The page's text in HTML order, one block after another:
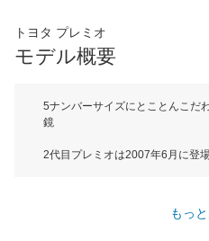
*当該価格は車種別の価格となります。
トヨタ プレミオ
モデル概要
5ナンバーサイズにとことんこだ
鏡
2代目プレミオは2007年6月に登
けてきたユーザーで、クラウン
もっ